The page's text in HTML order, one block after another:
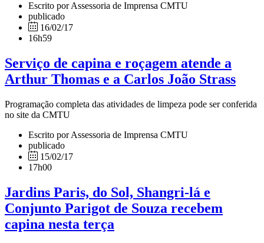
Escrito por Assessoria de Imprensa CMTU
publicado
16/02/17
16h59
Serviço de capina e roçagem atende a
Arthur Thomas e a Carlos João Strass
Programação completa das atividades de limpeza pode ser conferida
no site da CMTU
Escrito por Assessoria de Imprensa CMTU
publicado
15/02/17
17h00
Jardins Paris, do Sol, Shangri-lá e
Conjunto Parigot de Souza recebem
capina nesta terça